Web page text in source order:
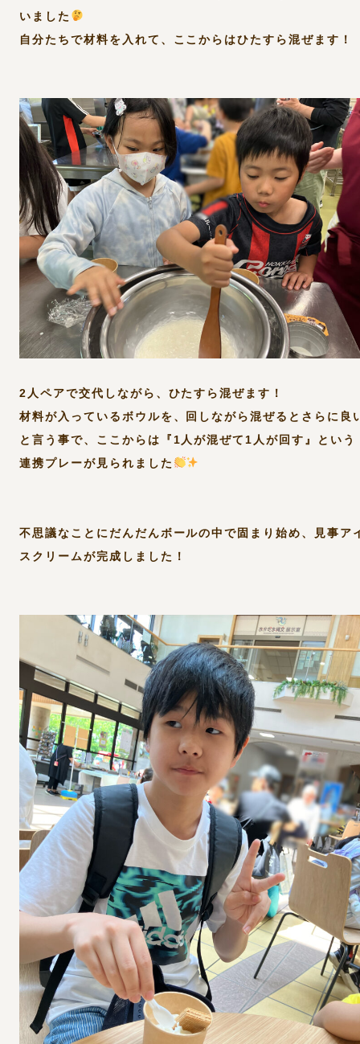
いました
自分たちで材料を入れて、ここからはひたすら混ぜます！
2人ペアで交代しながら、ひたすら混ぜます！
材料が入っているボウルを、回しながら混ぜるとさらに良
と言う事で、ここからは『1人が混ぜて1人が回す』という
連携プレーが見られました
不思議なことにだんだんボールの中で固まり始め、見事ア
スクリームが完成しました！